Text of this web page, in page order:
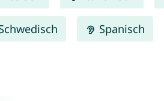
Spanisch